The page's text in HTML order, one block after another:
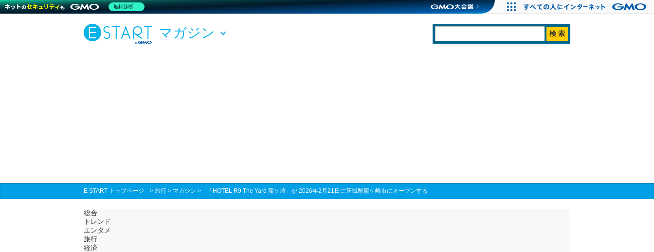
マガジン
E START トップページ > 旅行 > マガジン > 「HOTEL R9 The Yard 龍ケ崎」が 2026年2月21日に茨城県龍ケ崎市にオープンする
総合
トレンド
エンタメ
旅行
経済
無料診断